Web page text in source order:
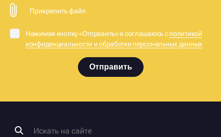
Прикрепить файл
Нажимая кнопку «Отправить» я соглашаюсь сполитикой
конфиденциальности и обработки персональных данных
Отправить